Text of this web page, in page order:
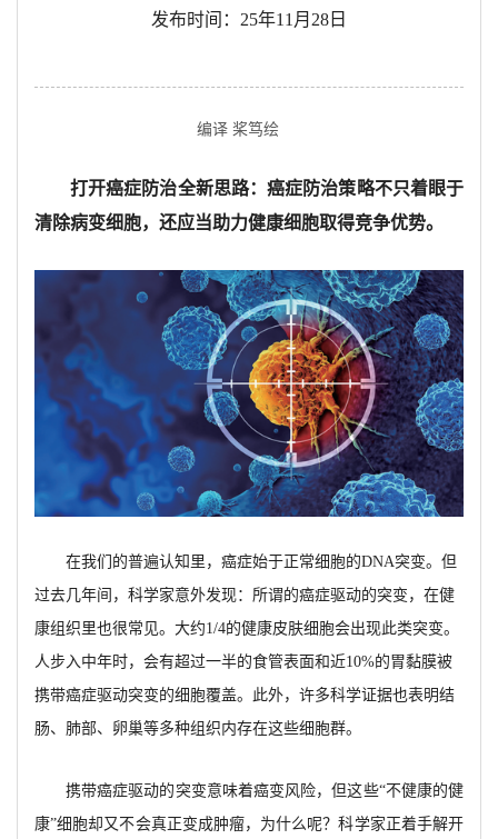
发布时间：25年11月28日
编译 桨笃绘
打开癌症防治全新思路：癌症防治策略不只着眼于
清除病变细胞，还应当助力健康细胞取得竞争优势。
在我们的普遍认知里，癌症始于正常细胞的DNA突变。但
过去几年间，科学家意外发现：所谓的癌症驱动的突变，在健
康组织里也很常见。大约1/4的健康皮肤细胞会出现此类突变。
人步入中年时，会有超过一半的食管表面和近10%的胃黏膜被
携带癌症驱动突变的细胞覆盖。此外，许多科学证据也表明结
肠、肺部、卵巢等多种组织内存在这些细胞群。
携带癌症驱动的突变意味着癌变风险，但这些“不健康的健
康”细胞却又不会真正变成肿瘤，为什么呢？科学家正着手解开